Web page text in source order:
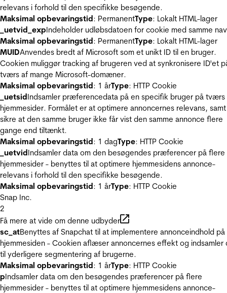
relevans i forhold til den specifikke besøgende.
Maksimal opbevaringstid: PermanentType: Lokalt HTML-lager
_uetvid_expIndeholder udløbsdatoen for cookie med samme
Maksimal opbevaringstid: PermanentType: Lokalt HTML-lager
MUIDAnvendes bredt af Microsoft som et unikt ID til en bruger.
Cookien muliggør tracking af brugeren ved at synkronisere ID'et
tværs af mange Microsoft-domæner.
Maksimal opbevaringstid: 1 årType: HTTP Cookie
_uetsidIndsamler præferencedata på en specifik bruger på tværs
hjemmesider. Formålet er at optimere annoncernes relevans, samt
sikre at den samme bruger ikke får vist den samme annonce flere
gange end tiltænkt.
Maksimal opbevaringstid: 1 dagType: HTTP Cookie
_uetvidIndsamler data om den besøgendes præferencer på flere
hjemmesider - benyttes til at optimere hjemmesidens annonce-
relevans i forhold til den specifikke besøgende.
Maksimal opbevaringstid: 1 årType: HTTP Cookie
Snap Inc.
2
Få mere at vide om denne udbyder
sc_atBenyttes af Snapchat til at implementere annonceindhold på
hjemmesiden - Cookien aflæser annoncernes effekt og indsamler
til yderligere segmentering af brugerne.
Maksimal opbevaringstid: 1 årType: HTTP Cookie
pIndsamler data om den besøgendes præferencer på flere
hjemmesider - benyttes til at optimere hjemmesidens annonce-